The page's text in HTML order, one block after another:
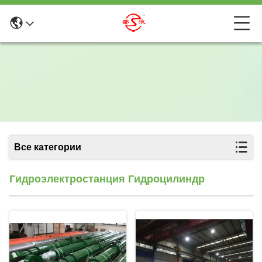
Все категории
Гидроэлектростанция Гидроцилиндр